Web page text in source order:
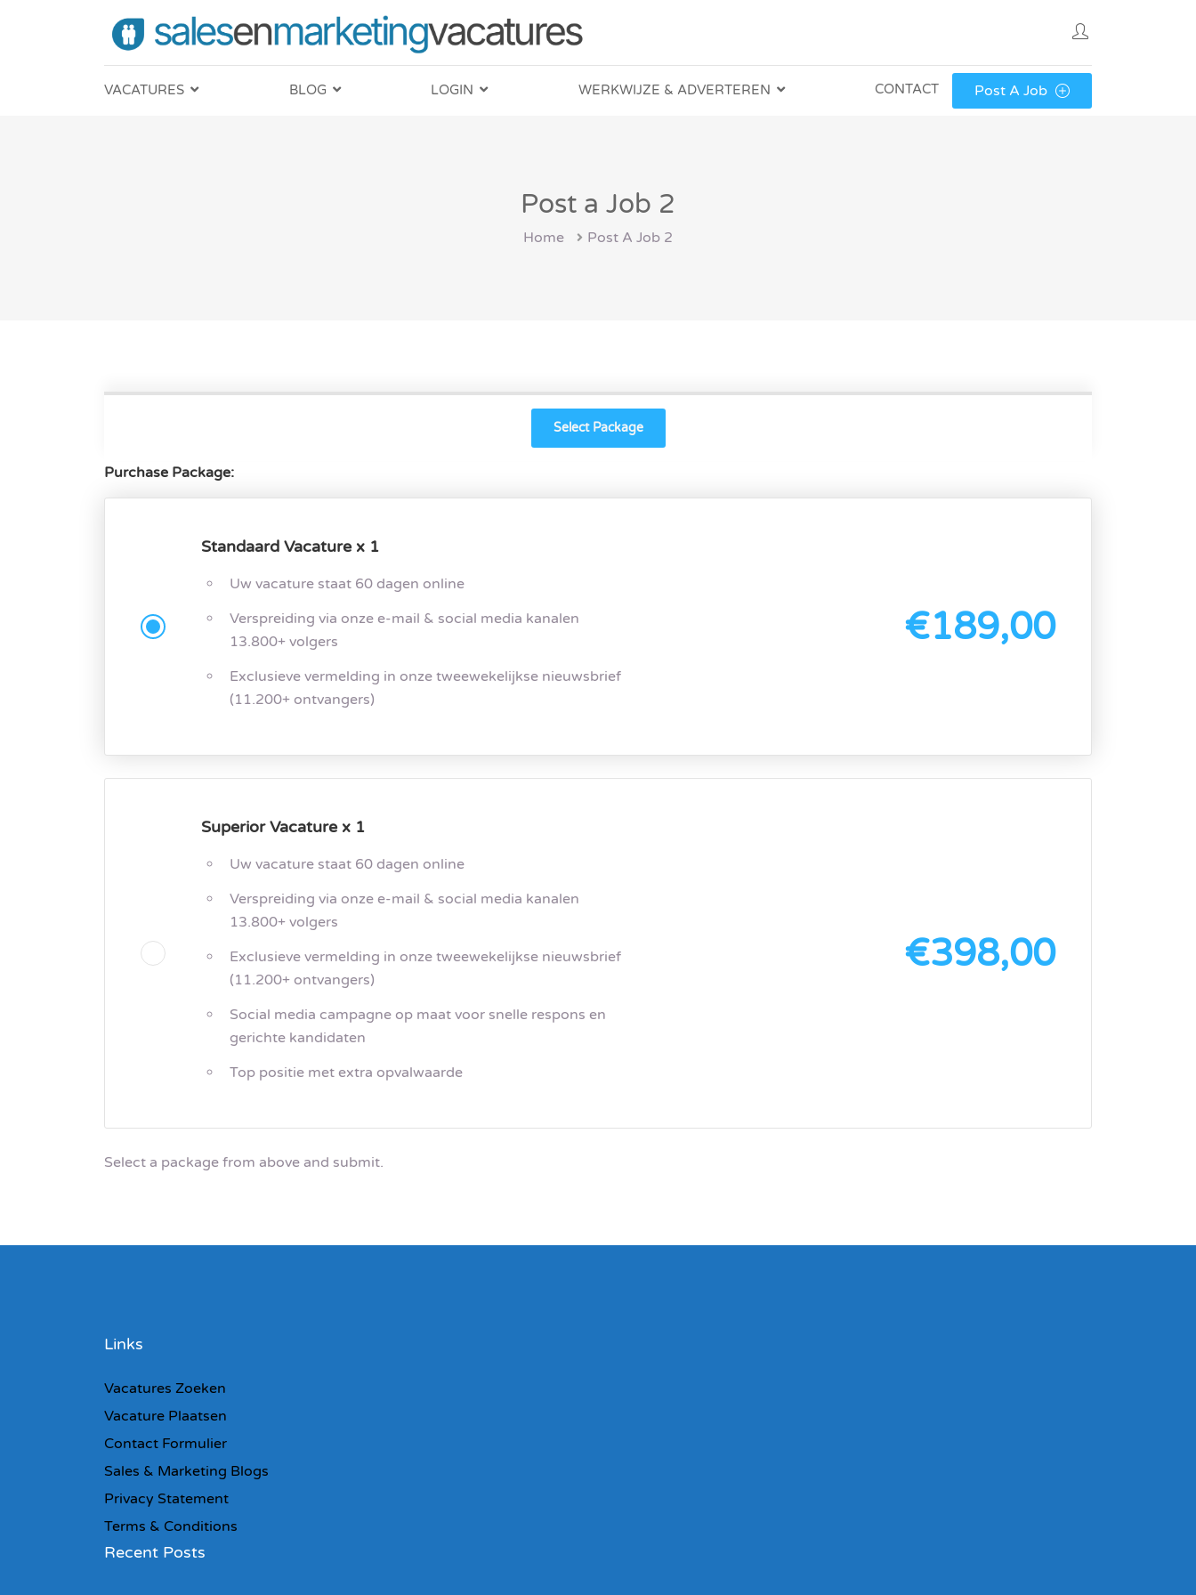
VACATURES BLOG LOGIN WERKWIJZE & ADVERTEREN CONTACT Post A Job
Post a Job 2
Home Post A Job 2
Purchase Package:
Standaard Vacature x 1
Uw vacature staat 60 dagen online
Verspreiding via onze e-mail & social media kanalen
13.800+ volgers
Exclusieve vermelding in onze tweewekelijkse nieuwsbrief
(11.200+ ontvangers)
€189,00
Superior Vacature x 1
Uw vacature staat 60 dagen online
Verspreiding via onze e-mail & social media kanalen
13.800+ volgers
Exclusieve vermelding in onze tweewekelijkse nieuwsbrief
(11.200+ ontvangers)
Social media campagne op maat voor snelle respons en
gerichte kandidaten
Top positie met extra opvalwaarde
€398,00
Select a package from above and submit.
Links
Vacatures Zoeken
Vacature Plaatsen
Contact Formulier
Sales & Marketing Blogs
Privacy Statement
Terms & Conditions
Recent Posts